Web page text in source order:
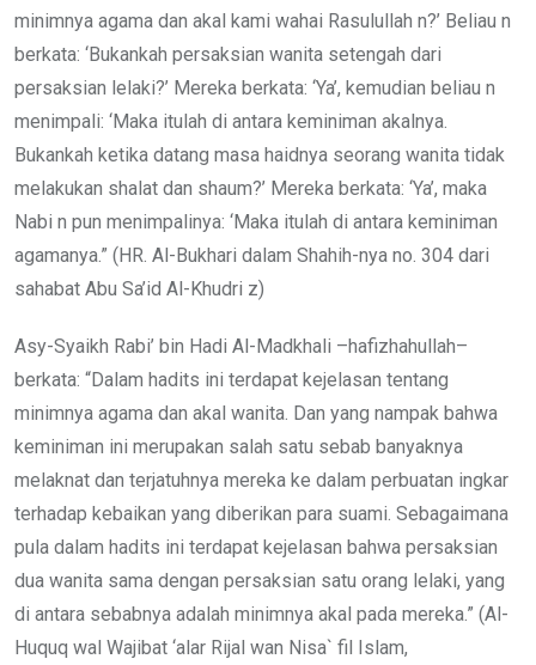
minimnya agama dan akal kami wahai Rasulullah n?’ Beliau n
berkata: ‘Bukankah persaksian wanita setengah dari
persaksian lelaki?’ Mereka berkata: ‘Ya’, kemudian beliau n
menimpali: ‘Maka itulah di antara keminiman akalnya.
Bukankah ketika datang masa haidnya seorang wanita tidak
melakukan shalat dan shaum?’ Mereka berkata: ‘Ya’, maka
Nabi n pun menimpalinya: ‘Maka itulah di antara keminiman
agamanya.” (HR. Al-Bukhari dalam Shahih-nya no. 304 dari
sahabat Abu Sa’id Al-Khudri z)
Asy-Syaikh Rabi’ bin Hadi Al-Madkhali –hafizhahullah–
berkata: “Dalam hadits ini terdapat kejelasan tentang
minimnya agama dan akal wanita. Dan yang nampak bahwa
keminiman ini merupakan salah satu sebab banyaknya
melaknat dan terjatuhnya mereka ke dalam perbuatan ingkar
terhadap kebaikan yang diberikan para suami. Sebagaimana
pula dalam hadits ini terdapat kejelasan bahwa persaksian
dua wanita sama dengan persaksian satu orang lelaki, yang
di antara sebabnya adalah minimnya akal pada mereka.” (Al-
Huquq wal Wajibat ‘alar Rijal wan Nisa` fil Islam,